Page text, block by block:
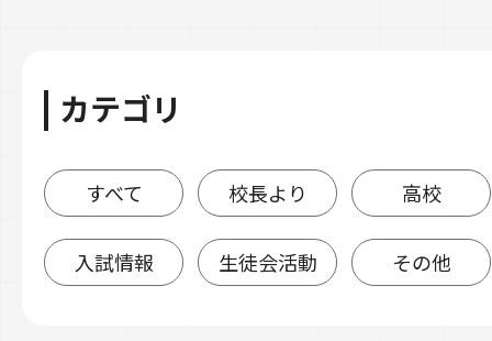
カテゴリ
すべて 校長より 高校
入試情報 生徒会活動 その他